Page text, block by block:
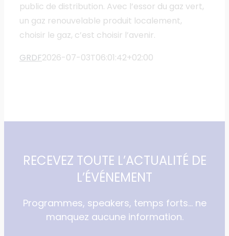
public de distribution. Avec l’essor du gaz vert,
un gaz renouvelable produit localement,
choisir le gaz, c’est choisir l’avenir.
GRDF2026-07-03T06:01:42+02:00
RECEVEZ TOUTE L’ACTUALITÉ DE
L’ÉVÉNEMENT
Programmes, speakers, temps forts… ne
manquez aucune information.